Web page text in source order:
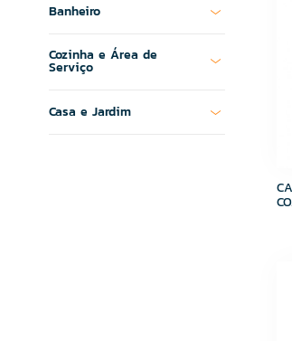
Ourolux
Ramassol
Randa
Roma Churrasqueiras
Banheiro
Cozinha e Área de
Serviço
Casa e Jardim